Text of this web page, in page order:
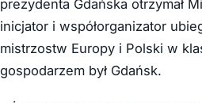
prezydenta Gdańska otrzymał
inicjator i współorganizator
mistrzostw Europy i Polski w
gospodarzem był Gdańsk.